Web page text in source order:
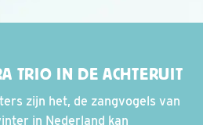
TRIO IN DE ACHTERUIT
zijn het, de zangvogels van
in Nederland kan